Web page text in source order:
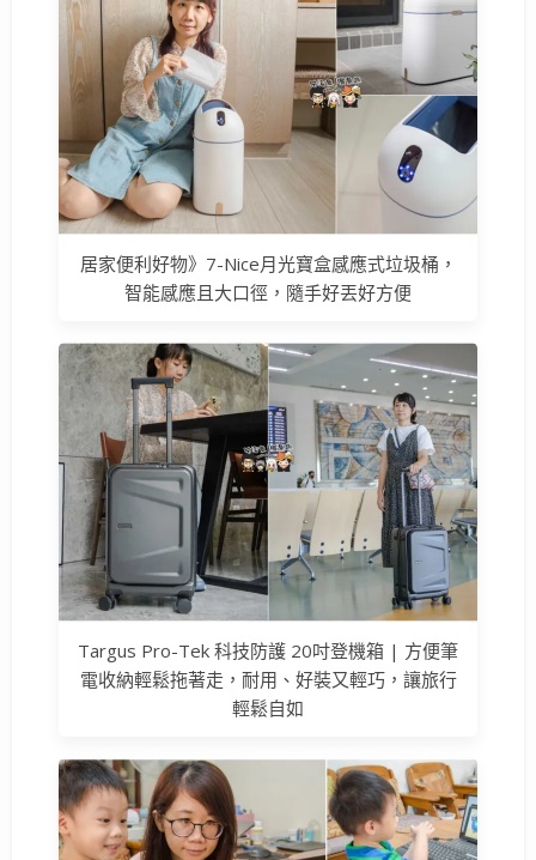
居家便利好物》7-Nice月光寶盒感應式垃圾桶，
智能感應且大口徑，隨手好丟好方便
Targus Pro-Tek 科技防護 20吋登機箱 | 方便筆
電收納輕鬆拖著走，耐用、好裝又輕巧，讓旅行
輕鬆自如